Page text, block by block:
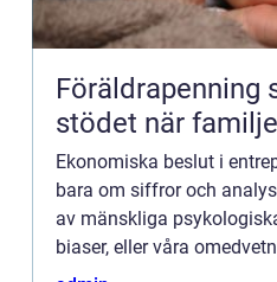
Föräldrapenning så fungerar
stödet när
Ekonomiska beslut i
bara om siffror och
av mänskliga
biaser, eller våra
leda till överoptimi...